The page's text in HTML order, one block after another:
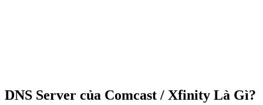
DNS Server của Comcast / Xfinity Là Gì?